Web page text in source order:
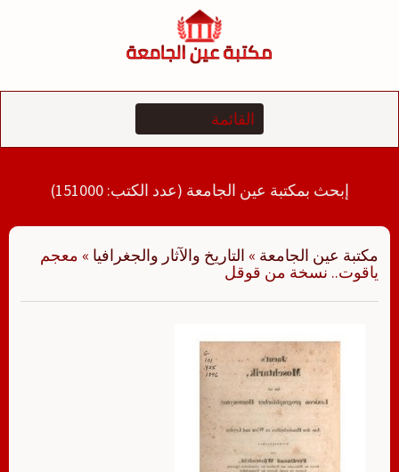
إبحث بمكتبة عين الجامعة (عدد الكتب: 151000)
مكتبة عين الجامعة » التاريخ والآثار والجغرافيا » معجم
ياقوت.. نسخة من قوقل